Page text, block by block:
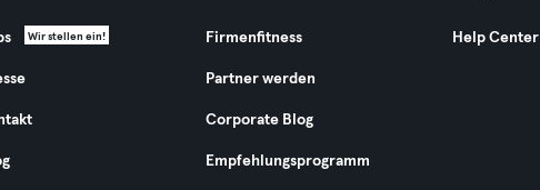
Wir stellen ein! Firmenfitness
Partner werden
Corporate Blog
Empfehlungsprogramm
Help Center